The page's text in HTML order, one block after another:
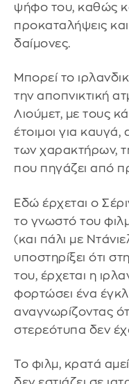
ψήφο του, καθώς
προκαταλήψεις
δαίμονες.
Μπορεί το
την αποπνικτική
Λιούμετ, με τους
έτοιμοι για καυγά,
των χαρακτήρων,
που πηγάζει από
Εδώ έρχεται ο
το γνωστό του
(και πάλι με
υποστηρίξει ότι
του, έρχεται η
φορτώσει ένα
αναγνωρίζοντας
στερεότυπα δεν
Το φιλμ, κρατά